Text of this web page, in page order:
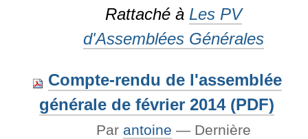
Rattaché à Les PV
d'Assemblées Générales
Compte-rendu de l'assemblée
générale de février 2014 (PDF)
Par antoine — Dernière